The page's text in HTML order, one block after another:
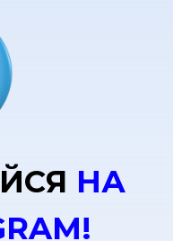
НА